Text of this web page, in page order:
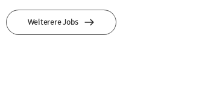
Weiterere Jobs